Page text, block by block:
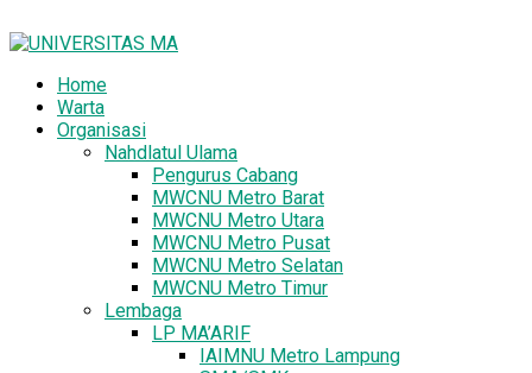
Home
Warta
Organisasi
Nahdlatul Ulama
Pengurus Cabang
MWCNU Metro Barat
MWCNU Metro Utara
MWCNU Metro Pusat
MWCNU Metro Selatan
MWCNU Metro Timur
Lembaga
LP MA’ARIF
IAIMNU Metro Lampung